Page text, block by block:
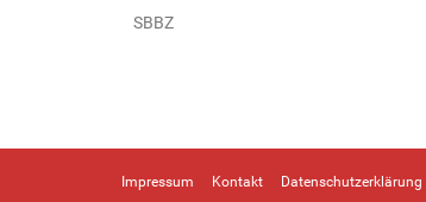
t
SBBZ
Impressum Kontakt Datenschutzerklärung